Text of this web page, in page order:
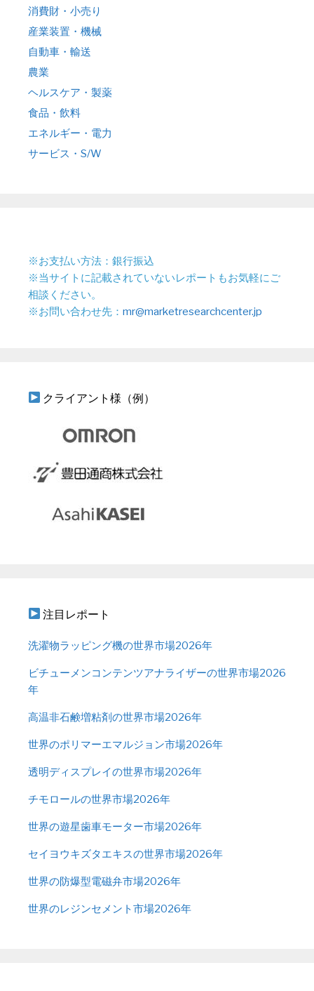
消費財・小売り
産業装置・機械
自動車・輸送
農業
ヘルスケア・製薬
食品・飲料
エネルギー・電力
サービス・S/W
※お支払い方法：銀行振込
※当サイトに記載されていないレポートもお気軽にご
相談ください。
※お問い合わせ先： mr@marketresearchcenter.jp
クライアント様（例）
注目レポート
洗濯物ラッピング機の世界市場2026年
ビチューメンコンテンツアナライザーの世界市場2026
年
高温非石鹸増粘剤の世界市場2026年
世界のポリマーエマルジョン市場2026年
透明ディスプレイの世界市場2026年
チモロールの世界市場2026年
世界の遊星歯車モーター市場2026年
セイヨウキズタエキスの世界市場2026年
世界の防爆型電磁弁市場2026年
世界のレジンセメント市場2026年